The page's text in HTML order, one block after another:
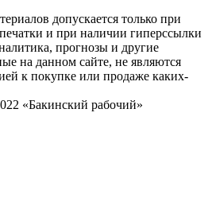
допускается только при
и при наличии гиперссылки
прогнозы и другие
на данном сайте, не являются
к покупке или продаже каких-
«Бакинский рабочий»